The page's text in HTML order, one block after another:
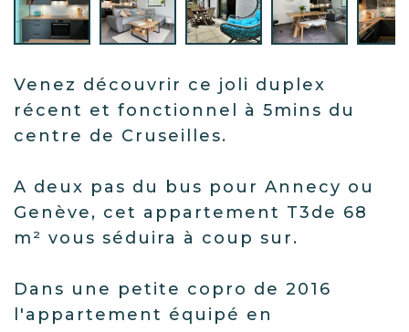
Venez découvrir ce joli duplex
récent et fonctionnel à 5mins du
centre de Cruseilles.
A deux pas du bus pour Annecy ou
Genève, cet appartement T3de 68
m² vous séduira à coup sur.
Dans une petite copro de 2016
l'appartement équipé en